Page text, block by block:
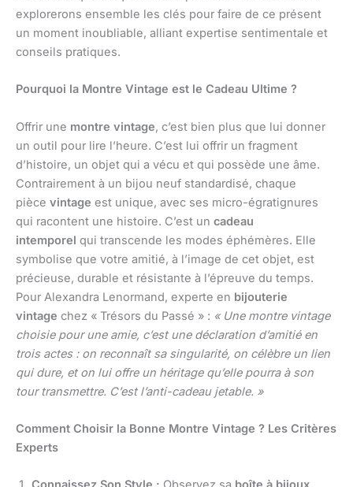
explorerons ensemble les clés pour faire de ce présent
un moment inoubliable, alliant expertise sentimentale et
conseils pratiques.
Pourquoi la Montre Vintage est le Cadeau Ultime ?
Offrir une montre vintage, c’est bien plus que lui donner
un outil pour lire l’heure. C’est lui offrir un fragment
d’histoire, un objet qui a vécu et qui possède une âme.
Contrairement à un bijou neuf standardisé, chaque
pièce vintage est unique, avec ses micro-égratignures
qui racontent une histoire. C’est un cadeau
intemporel qui transcende les modes éphémères. Elle
symbolise que votre amitié, à l’image de cet objet, est
précieuse, durable et résistante à l’épreuve du temps.
Pour Alexandra Lenormand, experte en bijouterie
vintage chez « Trésors du Passé » : « Une montre vintage
choisie pour une amie, c’est une déclaration d’amitié en
trois actes : on reconnaît sa singularité, on célèbre un lien
qui dure, et on lui offre un héritage qu’elle pourra à son
tour transmettre. C’est l’anti-cadeau jetable. »
Comment Choisir la Bonne Montre Vintage ? Les Critères
Experts